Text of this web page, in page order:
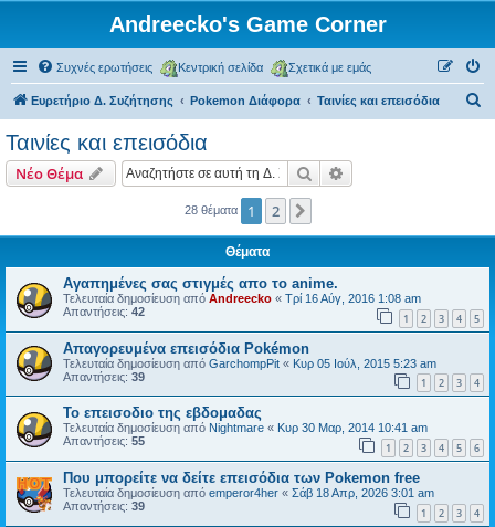
Andreecko's Game Corner
Συχνές ερωτήσεις Κεντρική σελίδα Σχετικά με εμάς
Ευρετήριο Δ. Συζήτησης Pokemon Διάφορα Ταινίες και επεισόδια
η
Ταινίες και επεισόδια
Νέο Θέμα Αναζήτηση
28 θέματα 1 2
Θέματα
Αγαπημένες σας στιγμές απο το anime.
Τελευταία δημοσίευση από Andreecko « Τρί 16 Αύγ, 2016 1:08 am
Απαντήσεις: 42 1 2 3 4 5
Απαγορευμένα επεισόδια Pokémon
Τελευταία δημοσίευση από GarchompPit « Κυρ 05 Ιούλ, 2015 5:23 am
Απαντήσεις: 39 1 2 3 4
Το επεισοδιο της εβδομαδας
Τελευταία δημοσίευση από Nightmare « Κυρ 30 Μαρ, 2014 10:41 am
Απαντήσεις: 55 1 2 3 4 5 6
Που μπορείτε να δείτε επεισόδια των Pokemon free
Τελευταία δημοσίευση από emperor4her « Σάβ 18 Απρ, 2026 3:01 am
Απαντήσεις: 39 1 2 3 4